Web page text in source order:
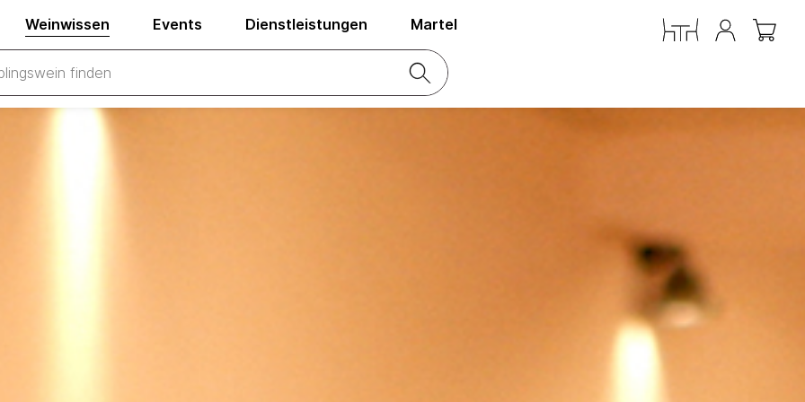
Weinwissen Events Dienstleistungen Martel